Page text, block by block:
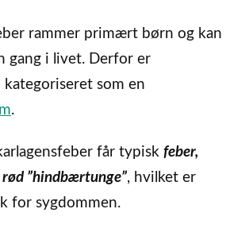
rammer primært børn og kan
gang i livet. Derfor er
kategoriseret som en
.
får typisk feber,
”hindbærtunge”, hvilket er
for sygdommen.